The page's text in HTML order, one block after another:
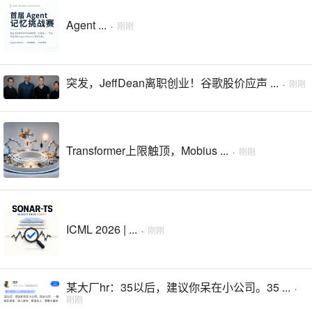
Agent ... · 刚刚
突发，JeffDean离职创业！谷歌股价应声 ... · 刚刚
Transformer上限触顶，Mobius ... · 刚刚
ICML 2026 | ... · 刚刚
某大厂hr：35以后，建议你呆在小公司。35 ... ·
刚刚